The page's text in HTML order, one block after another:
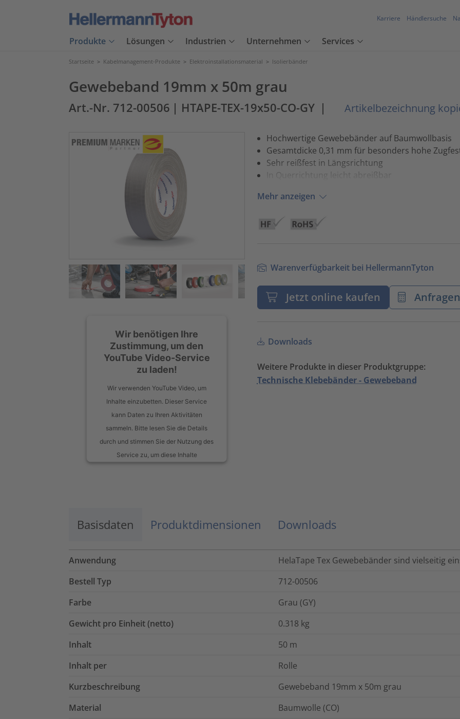
Karriere Händlersuche
Produkte Lösungen Industrien Unternehmen Services
Startseite > Kabelmanagement-Produkte > Elektroinstallationsmaterial > Isolierbänder
Gewebeband 19mm x 50m grau
Art.-Nr. 712-00506 | HTAPE-TEX-19x50-CO-GY | Artikelbezeichnung
Wir benötigen Ihre
Zustimmung, um den
YouTube Video-Service
zu laden!
Wir verwenden YouTube Video, um
Inhalte einzubetten. Dieser Service
kann Daten zu Ihren Aktivitäten
sammeln. Bitte lesen Sie die Details
durch und stimmen Sie der Nutzung des
Service zu, um diese Inhalte
Akzeptieren
Hochwertige Gewebebänder auf Baumwollbasis
Gesamtdicke 0,31 mm für besonders hohe
Sehr reißfest in Längsrichtung
In Querrichtung leicht abreißbar
Mehr anzeigen
Warenverfügbarkeit bei HellermannTyton
Jetzt online kaufen Anfragen
Downloads
Weitere Produkte in dieser Produktgruppe:
Technische Klebebänder - Gewebeband
Basisdaten Produktdimensionen Downloads
Anwendung
HelaTape Tex Gewebebänder sind vielseitig
Bestell Typ
712-00506
Farbe
Grau (GY)
Gewicht pro Einheit (netto)
0.318 kg
Inhalt
50 m
Inhalt per
Rolle
Kurzbeschreibung
Gewebeband 19mm x 50m grau
Material
Baumwolle (CO)